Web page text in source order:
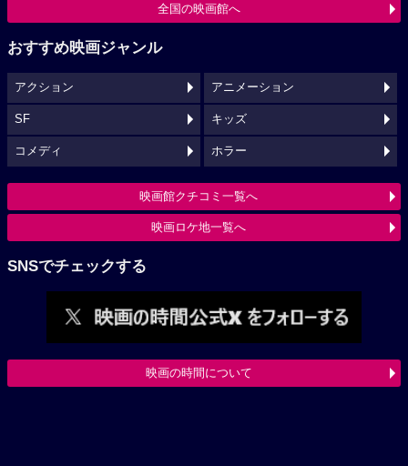
全国の映画館へ
おすすめ映画ジャンル
アクション アニメーション
SF キッズ
コメディ ホラー
映画館クチコミ一覧へ
映画ロケ地一覧へ
SNSでチェックする
映画の時間について